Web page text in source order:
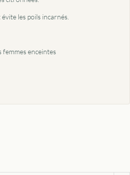
les poils incarnés.
femmes enceintes